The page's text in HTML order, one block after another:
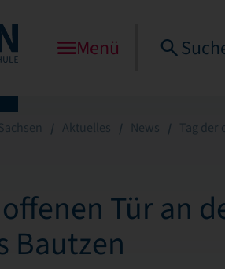
Menü
Aktuelles News Tag der
Tür an
Bautzen